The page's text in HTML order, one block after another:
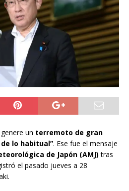
un terremoto de gran
lo habitual”. Ese fue el mensaje
de Japón (AMJ) tras
el pasado jueves a 28